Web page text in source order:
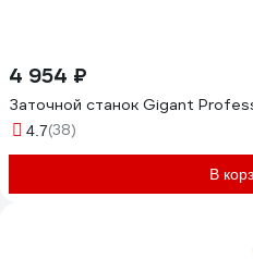
4 954 ₽
Заточной станок Gigant
4.7(38)
В